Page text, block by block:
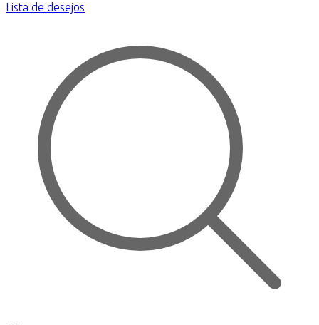
Lista de desejos